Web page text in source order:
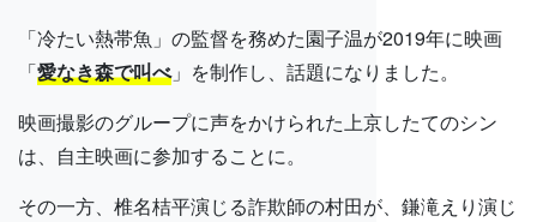
「冷たい熱帯魚」の監督を務めた園子温が2019年に映画
「愛なき森で叫べ」を制作し、話題になりました。
映画撮影のグループに声をかけられた上京したてのシン
は、自主映画に参加することに。
その一方、椎名桔平演じる詐欺師の村田が、鎌滝えり演じ